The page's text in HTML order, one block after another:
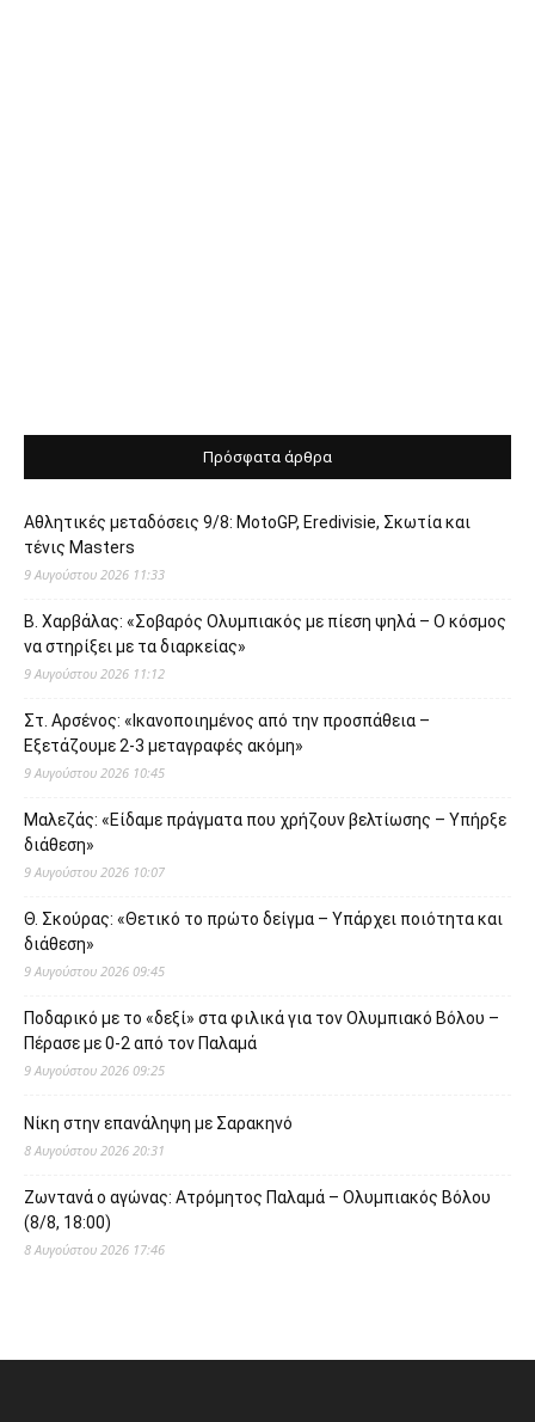
Πρόσφατα άρθρα
Αθλητικές μεταδόσεις 9/8: MotoGP, Eredivisie, Σκωτία και
τένις Masters
9 Αυγούστου 2026 11:33
Β. Χαρβάλας: «Σοβαρός Ολυμπιακός με πίεση ψηλά – Ο κόσμος
να στηρίξει με τα διαρκείας»
9 Αυγούστου 2026 11:12
Στ. Αρσένος: «Ικανοποιημένος από την προσπάθεια –
Εξετάζουμε 2-3 μεταγραφές ακόμη»
9 Αυγούστου 2026 10:45
Μαλεζάς: «Είδαμε πράγματα που χρήζουν βελτίωσης – Υπήρξε
διάθεση»
9 Αυγούστου 2026 10:07
Θ. Σκούρας: «Θετικό το πρώτο δείγμα – Υπάρχει ποιότητα και
διάθεση»
9 Αυγούστου 2026 09:45
Ποδαρικό με το «δεξί» στα φιλικά για τον Ολυμπιακό Βόλου –
Πέρασε με 0-2 από τον Παλαμά
9 Αυγούστου 2026 09:25
Νίκη στην επανάληψη με Σαρακηνό
8 Αυγούστου 2026 20:31
Ζωντανά ο αγώνας: Ατρόμητος Παλαμά – Ολυμπιακός Βόλου
(8/8, 18:00)
8 Αυγούστου 2026 17:46